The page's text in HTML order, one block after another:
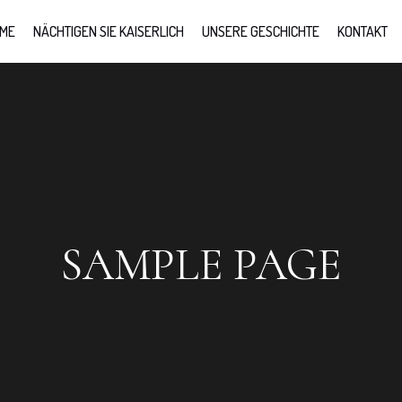
NÄCHTIGEN SIE KAISERLICH UNSERE GESCHICHTE KONTAKT
SAMPLE PAGE